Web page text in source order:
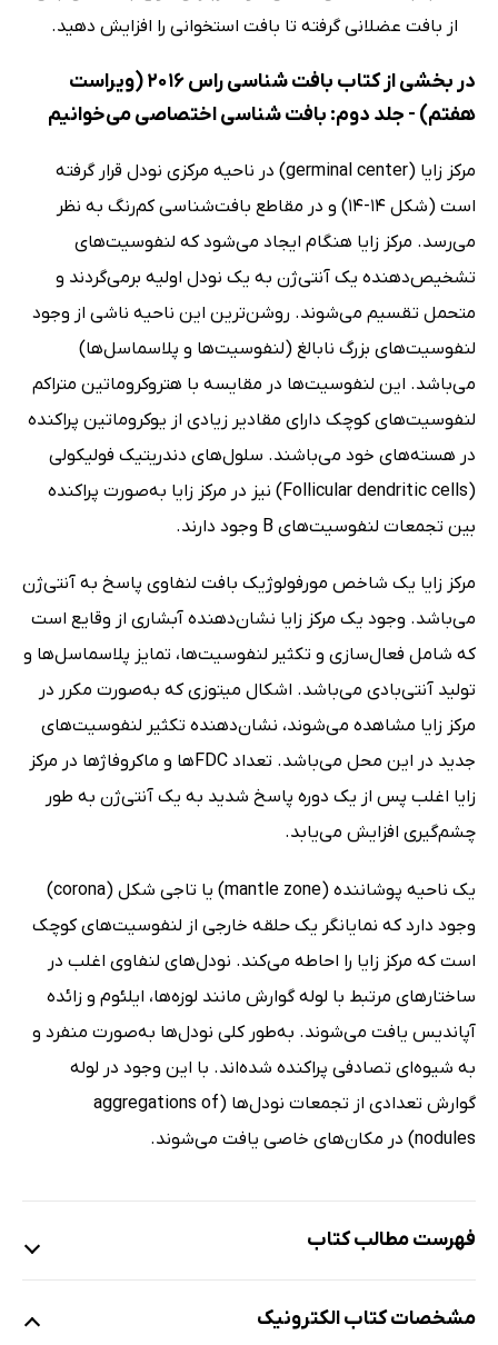
از بافت عضلانی گرفته تا بافت استخوانی را افزایش دهید.
در بخشی از کتاب بافت شناسی راس 2016 (ویراست
هفتم) - جلد دوم: بافت شناسی اختصاصی می‌خوانیم
مرکز زایا (germinal center) در ناحیه مرکزی نودل قرار گرفته
است (شکل 14-14) و در مقاطع بافت‌شناسی کم‌رنگ به نظر
می‌رسد. مرکز زایا هنگام ایجاد می‌شود که لنفوسیت‌های
تشخیص‌دهنده یک آنتی‌ژن به یک نودل اولیه برمی‌گردند و
متحمل تقسیم می‌شوند. روشن‌ترین این ناحیه ناشی از وجود
لنفوسیت‌های بزرگ نابالغ (لنفوسیت‌ها و پلاسماسل‌ها)
می‌باشد. این لنفوسیت‌ها در مقایسه با هتروکروماتین متراکم
لنفوسیت‌های کوچک دارای مقادیر زیادی از یوکروماتین پراکنده
در هسته‌های خود می‌باشند. سلول‌های دندریتیک فولیکولی
(Follicular dendritic cells) نیز در مرکز زایا به‌صورت پراکنده
بین تجمعات لنفوسیت‌های B وجود دارند.
مرکز زایا یک شاخص مورفولوژیک بافت لنفاوی پاسخ به آنتی‌ژن
می‌باشد. وجود یک مرکز زایا نشان‌دهنده آبشاری از وقایع است
که شامل فعال‌سازی و تکثیر لنفوسیت‌ها، تمایز پلاسماسل‌ها و
تولید آنتی‌بادی می‌باشد. اشکال میتوزی که به‌صورت مکرر در
مرکز زایا مشاهده می‌شوند، نشان‌دهنده تکثیر لنفوسیت‌های
جدید در این محل می‌باشد. تعداد FDCها و ماکروفاژها در مرکز
زایا اغلب پس از یک دوره پاسخ شدید به یک آنتی‌ژن به طور
چشم‌گیری افزایش می‌یابد.
یک ناحیه پوشاننده (mantle zone) یا تاجی شکل (corona)
وجود دارد که نمایانگر یک حلقه خارجی از لنفوسیت‌های کوچک
است که مرکز زایا را احاطه می‌کند. نودل‌های لنفاوی اغلب در
ساختارهای مرتبط با لوله گوارش مانند لوزه‌ها، ایلئوم و زائده
آپاندیس یافت می‌شوند. به‌طور کلی نودل‌ها به‌صورت منفرد و
به شیوه‌ای تصادفی پراکنده شده‌اند. با این وجود در لوله
گوارش تعدادی از تجمعات نودل‌ها (aggregations of
nodules) در مکان‌های خاصی یافت می‌شوند.
فهرست مطالب کتاب
مروری بر دستگاه لنفاوی
مشخصات کتاب الکترونیک